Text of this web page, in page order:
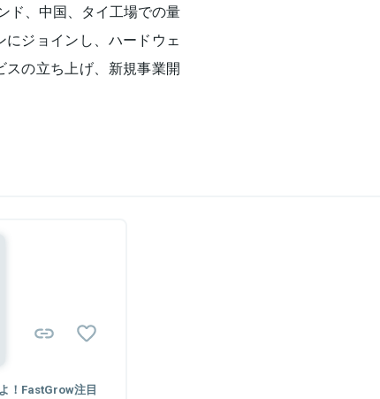
ド、中国、タイ工場での量
ジョインし、ハードウェ
の立ち上げ、新規事業開
！FastGrow注目